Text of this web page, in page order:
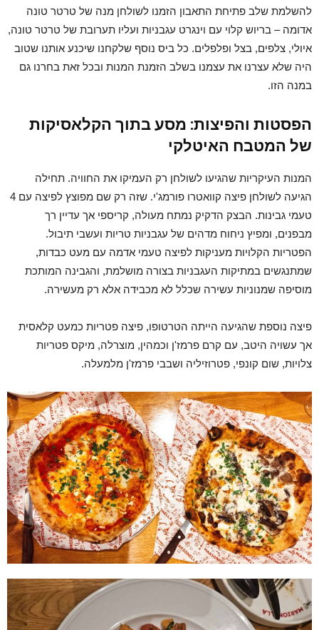
להשלמת שלב פתיחת התאבון הזמנו לשולחן מנה של טרטר טונה
אדומה – בריוש קלוי עם וינגרט עגבניות ועליו תערובת של טרטר טונה,
איולי, צלפים, בצל ופלפלים. כל ביס נוסף שלקחנו שיכנע אותנו שטוב
היה שלא עצרנו את עצמנו בשלב הזמנת המנות ובכל זאת בחרנו גם
במנה הזו.
הפסטות והפיצות: מסע בתוך הקלאסיקות
של המטבח האיטלקי
המנות העיקריות שהגיעו לשולחן רק העמיקו את החוויה. תחילה
הגיעה לשולחן פיצה קוואטרו פורמג'י. שזה רק שם מפוצץ לפיצה עם 4
טעמי גבינות. הבצק הדקיק נמתח מעולה, קריספי אך עדיין רך
מבפנים, ומפיץ ניחוח מדהים של עגבניות טריות ועשבי תיבול.
הפטריות הקלויות מעניקות לפיצה טעמי אדמה עם מעט כבדות,
שמתנגשים במתיקות העגבניות בצורה מושלמת, והגבינה המותכת
מוסיפה שמנוניות עשירה שכלל לא מכבידה אלא רק מעשירה.
פיצה נוספת שהגיעה הייתה הטרטופו, פיצה פטריות כמעט קלאסית
אך עשויה היטב, עם קרם פרמז'ן וכמהין, מוצרלה, מיקס פטריות
צלויות, שום קונפי, פטרוזיליה ושבבי פרמז'ן מלמעלה.